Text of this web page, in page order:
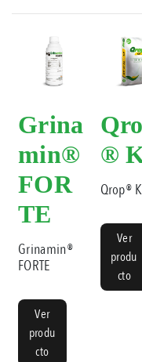
Grina
min®
FOR
TE
Grinamin®
FORTE
Ver
produ
cto
®
Qrop®
Ver
produ
cto